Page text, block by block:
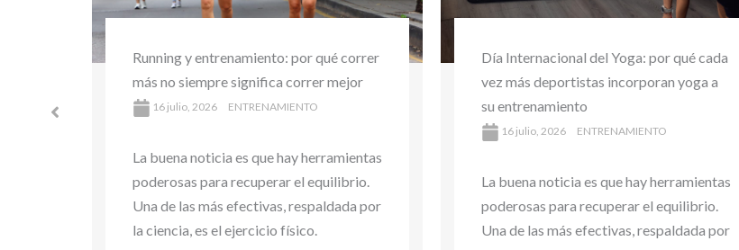
Día Internacional del Yoga: por qué cada
vez más deportistas incorporan yoga a
su entrenamiento
La buena noticia es que hay herramientas
poderosas para recuperar el equilibrio.
Una de las más efectivas, respaldada por
Día Mundial del Clima: ¿el clima afecta
tu rendimiento deportivo? Lo que debes
saber para entrenar de forma segura
16 julio, 2026 ENTRENAMIENTO
La buena noticia es que hay herramientas
poderosas para recuperar el equilibrio.
Una de las más efectivas, respaldada por